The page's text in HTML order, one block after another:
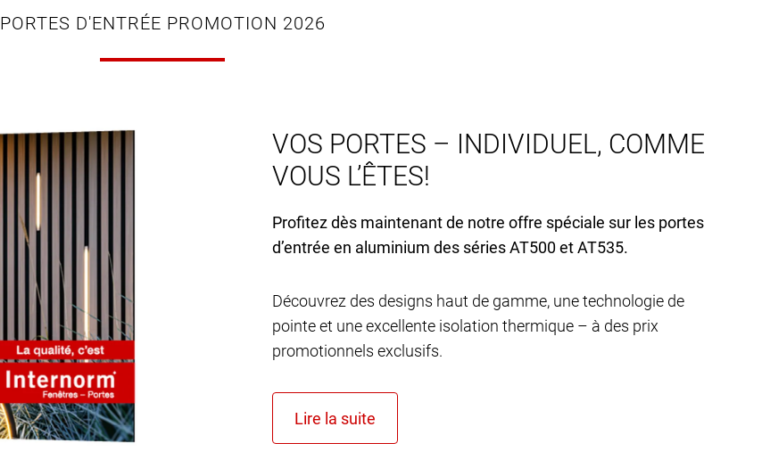
PORTES D'ENTRÉE PROMOTION 2026
VOS PORTES – INDIVIDUEL, COMME
VOUS L’ÊTES!
Profitez dès maintenant de notre offre spéciale sur les portes
d’entrée en aluminium des séries AT500 et AT535.
Découvrez des designs haut de gamme, une technologie de
pointe et une excellente isolation thermique – à des prix
promotionnels exclusifs.